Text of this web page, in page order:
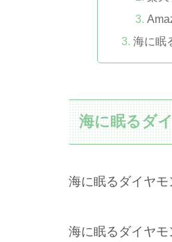
海に眠
海に眠るダ
海に眠るダイヤモ
海に眠るダイヤモ